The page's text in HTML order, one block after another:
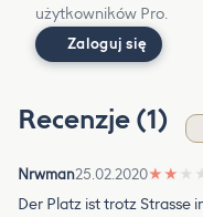
użytkowników Pro.
Zaloguj się
Recenzje (1)
Nrwman25.02.2020★ ★ ★
Der Platz ist trotz Strasse